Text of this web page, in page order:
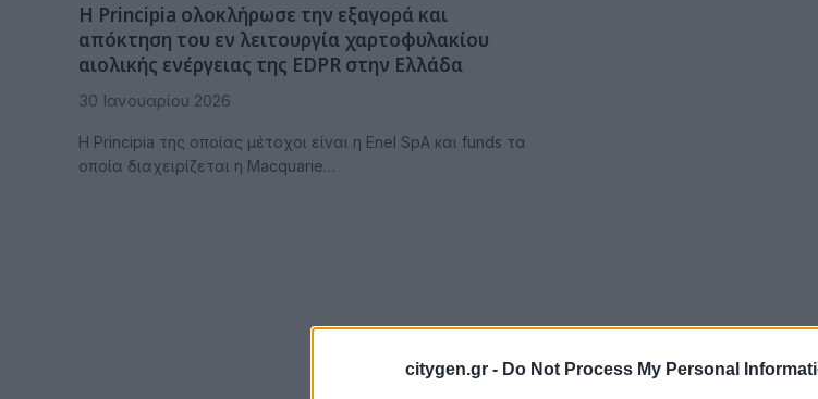
citygen.gr - Do Not Process My Personal
Η Principia ολοκλήρωσε την εξαγορά και
απόκτηση του εν λειτουργία χαρτοφυλακίου
αιολικής ενέργειας της EDPR στην Ελλάδα
30 Ιανουαρίου 2026
Η Principia της οποίας μέτοχοι είναι η Enel SpA και funds τα
οποία διαχειρίζεται η Macquarie…